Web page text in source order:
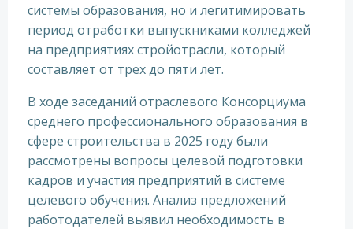
системы образования, но и легитимировать
период отработки выпускниками колледжей
на предприятиях стройотрасли, который
составляет от трех до пяти лет.
В ходе заседаний отраслевого Консорциума
среднего профессионального образования в
сфере строительства в 2025 году были
рассмотрены вопросы целевой подготовки
кадров и участия предприятий в системе
целевого обучения. Анализ предложений
работодателей выявил необходимость в